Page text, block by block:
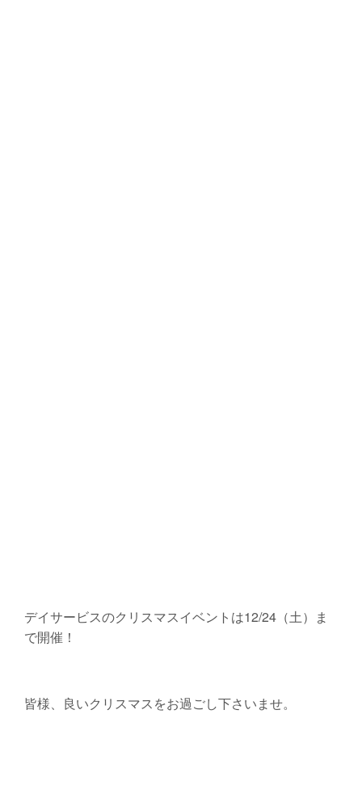
デイサービスのクリスマスイベントは12/24（土）ま
で開催！
皆様、良いクリスマスをお過ごし下さいませ。